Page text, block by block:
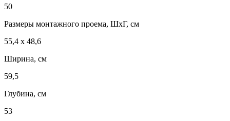
50
Размеры монтажного проема, ШхГ, см
55,4 х 48,6
Ширина, см
59,5
Глубина, см
53